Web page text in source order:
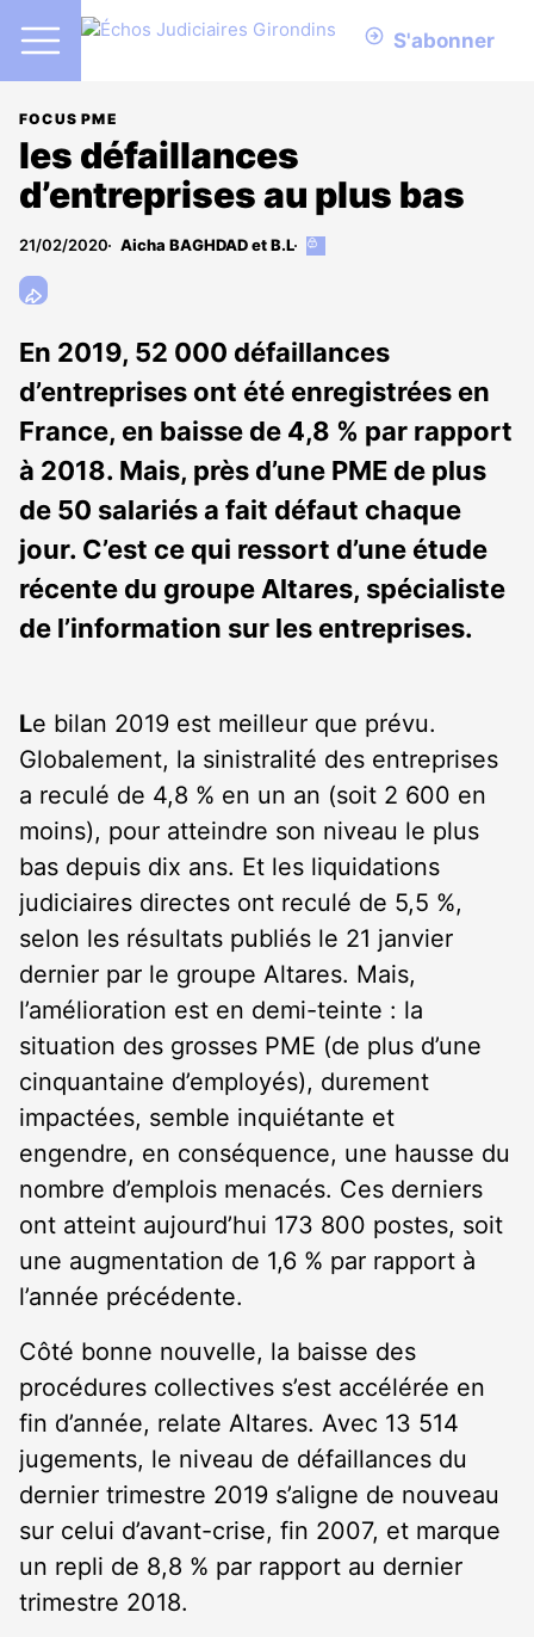
S'abonner
FOCUS PME
les défaillances
d’entreprises au plus bas
21/02/2020 Aicha BAGHDAD et B.L
Cet
abonnés
En 2019, 52 000 défaillances
d’entreprises ont été enregistrées en
France, en baisse de 4,8 % par rapport
à 2018. Mais, près d’une PME de plus
de 50 salariés a fait défaut chaque
jour. C’est ce qui ressort d’une étude
récente du groupe Altares, spécialiste
de l’information sur les entreprises.
Le bilan 2019 est meilleur que prévu.
Globalement, la sinistralité des entreprises
a reculé de 4,8 % en un an (soit 2 600 en
moins), pour atteindre son niveau le plus
bas depuis dix ans. Et les liquidations
judiciaires directes ont reculé de 5,5 %,
selon les résultats publiés le 21 janvier
dernier par le groupe Altares. Mais,
l’amélioration est en demi-teinte : la
situation des grosses PME (de plus d’une
cinquantaine d’employés), durement
impactées, semble inquiétante et
engendre, en conséquence, une hausse du
nombre d’emplois menacés. Ces derniers
ont atteint aujourd’hui 173 800 postes, soit
une augmentation de 1,6 % par rapport à
l’année précédente.
Côté bonne nouvelle, la baisse des
procédures collectives s’est accélérée en
fin d’année, relate Altares. Avec 13 514
jugements, le niveau de défaillances du
dernier trimestre 2019 s’aligne de nouveau
sur celui d’avant-crise, fin 2007, et marque
un repli de 8,8 % par rapport au dernier
trimestre 2018.